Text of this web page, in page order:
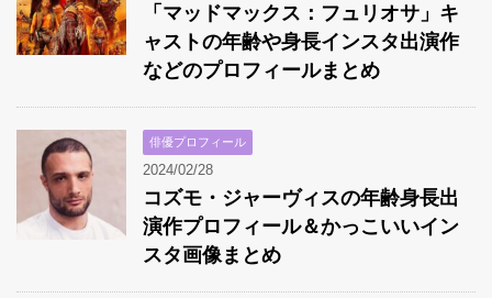
「マッドマックス：フュリオサ」キ
ャストの年齢や身長インスタ出演作
などのプロフィールまとめ
俳優プロフィール
2024/02/28
コズモ・ジャーヴィスの年齢身長出
演作プロフィール＆かっこいいイン
スタ画像まとめ